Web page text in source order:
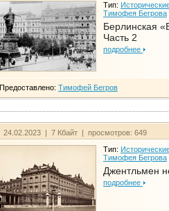
Тип:
Тимофея Бегрова
Берлинская
Часть 2
подробнее
Предоставлено: Тимофей Бегров
24.02.2023 | 7 Кбайт | просмотров: 649
Тип:
Тимофея Бегрова
Джентльмен
подробнее